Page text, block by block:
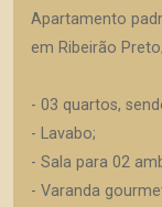
Apartamento
em Ribeirão
- 03 quartos,
- Lavabo;
- Sala para 02
- Varanda